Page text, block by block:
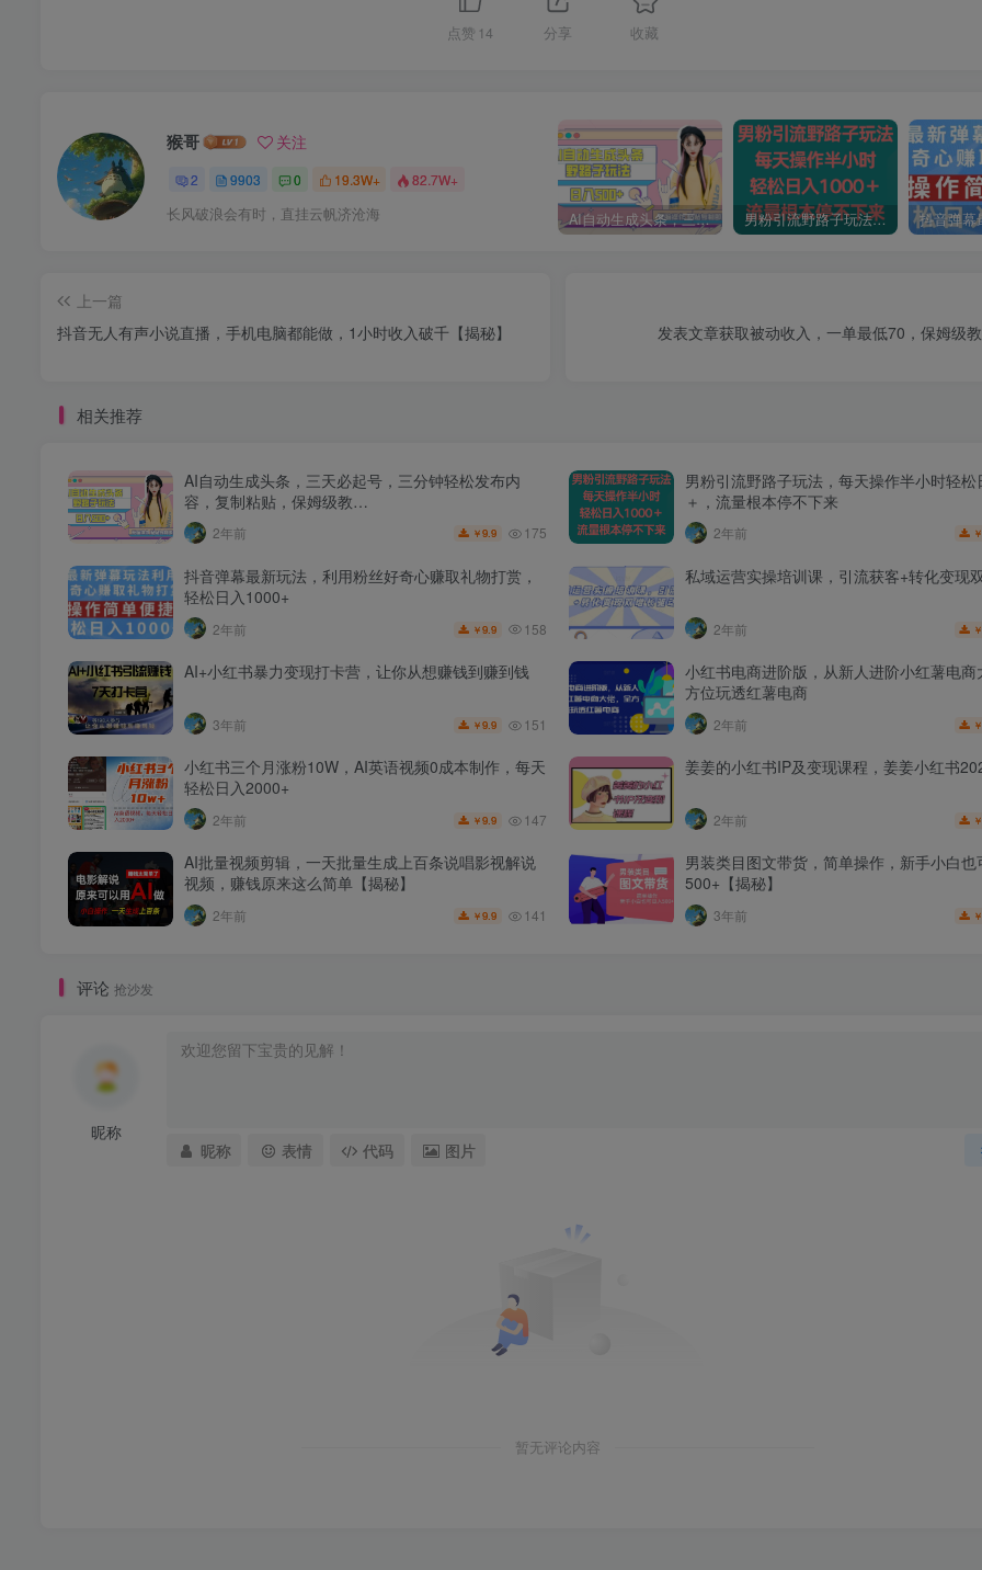
点赞 14 分享 收藏
猴哥 关注
2 9903 0 19.3W+ 82.7W+
长风破浪会有时，直挂云帆济沧海 AI自动生成头条，三天必起号，三分钟轻松发布内容，复制粘贴，保姆级教… 男粉引流野路子玩法，每天操作半小时轻松日入1000＋，流量根本停不下来
上一篇
抖音无人有声小说直播，手机电脑都能做，1小时收入破千【揭秘】
发表文章获取被动收入，一单最低70，保姆级
相关推荐
AI自动生成头条，三天必起号，三分钟轻松发布内
容，复制粘贴，保姆级教…
2年前 ￥9.9 175
男粉引流野路子玩法，每天操作半小时轻
＋，流量根本停不下来
2年前 ￥
抖音弹幕最新玩法，利用粉丝好奇心赚取礼物打赏，
轻松日入1000+
2年前 ￥9.9 158
私域运营实操培训课，引流获客+转化变现
2年前 ￥
AI+小红书暴力变现打卡营，让你从想赚钱到赚到钱
3年前 ￥9.9 151
小红书电商进阶版，从新人进阶小红薯电商
方位玩透红薯电商
2年前 ￥
小红书三个月涨粉10W，AI英语视频0成本制作，每天
轻松日入2000+
2年前 ￥9.9 147
姜姜的小红书IP及变现课程，姜姜小红书
2年前 ￥
AI批量视频剪辑，一天批量生成上百条说唱影视解说
视频，赚钱原来这么简单【揭秘】
2年前 ￥9.9 141
男装类目图文带货，简单操作，新手小白也
500+【揭秘】
3年前 ￥
评论 抢沙发
昵称
昵称 表情 代码 图片
暂无评论内容